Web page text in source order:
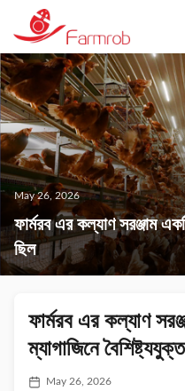
May 26, 2026
ফার্মরব এর কল্যাণ সরঞ্জাম
ছিল
ফার্মরব এর কল্যাণ
ম্যাগাজিনে
May 26, 2026